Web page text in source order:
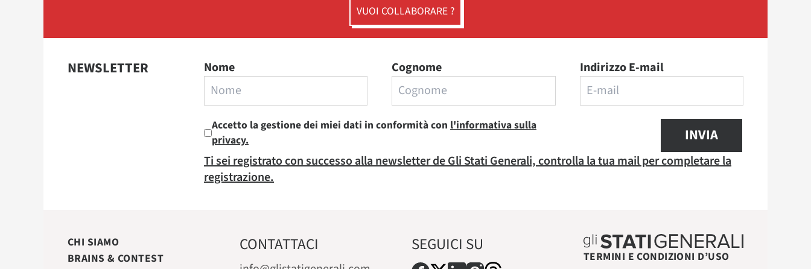
VUOI COLLABORARE ?
NEWSLETTER Nome Cognome Indirizzo E-mail
Accetto la gestione dei miei dati in conformità con l'informativa sulla
privacy.
INVIA
Ti sei registrato con successo alla newsletter de Gli Stati Generali, controlla la tua mail per completare la
registrazione.
CHI SIAMO
BRAINS & CONTEST
CONTATTACI SEGUICI SU
TERMINI E CONDIZIONI D’USO